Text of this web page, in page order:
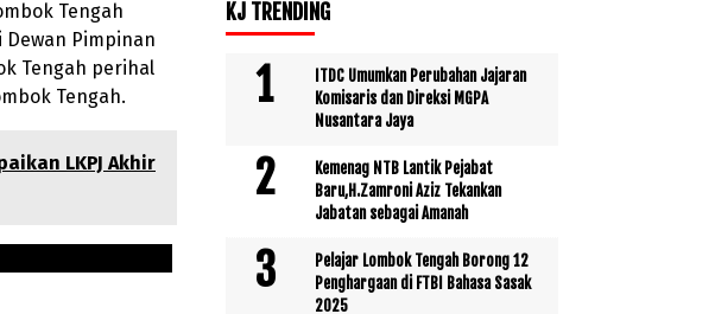
Tengah
Dewan Pimpinan
Tengah perihal
Tengah.
LKPJ Akhir
KJ TRENDING
ITDC Umumkan Perubahan Jajaran
Komisaris dan Direksi MGPA
Nusantara Jaya
Kemenag NTB Lantik Pejabat
Baru,H.Zamroni Aziz Tekankan
Jabatan sebagai Amanah
Pelajar Lombok Tengah Borong 12
Penghargaan di FTBI Bahasa Sasak
2025